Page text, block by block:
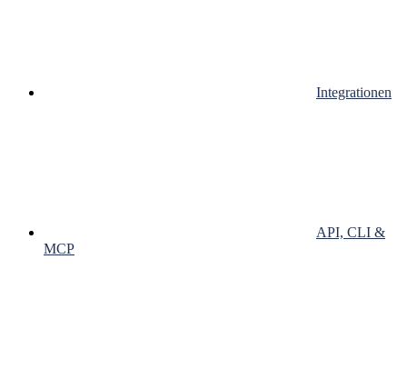
Integrationen
API, CLI &
MCP